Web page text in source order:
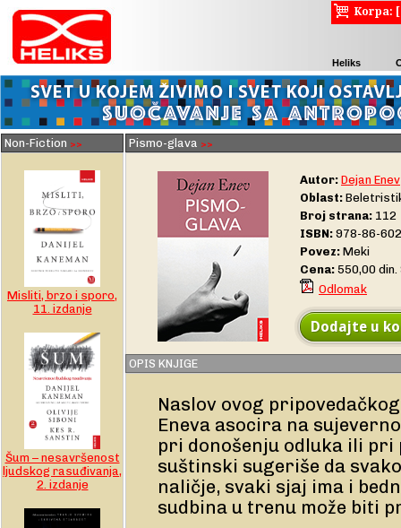
Heliks
Korpa:
Non-Fiction >>
Misliti, brzo i sporo,
11. izdanje
Šum – nesavršenost
ljudskog rasuđivanja,
2. izdanje
Pismo-glava >>
Autor: Dejan Enev
Oblast:
Broj strana: 112
ISBN: 978-86-
Povez: Meki
Cena: 550,00
Odlomak
Dodajte u
OPIS KNJIGE
Naslov ovog
Eneva asocira na
pri donošenju odluka ili
suštinski sugeriše da
naličje, svaki sjaj ima i
sudbina u trenu može biti